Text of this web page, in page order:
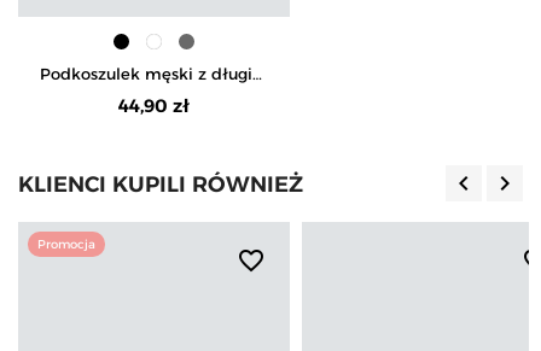
Podkoszulek męski z długim
rękawem
44,90 zł
KLIENCI KUPILI RÓWNIEŻ keyboard_arrow_left keyboard_arrow_right
Promocja
favorite_border